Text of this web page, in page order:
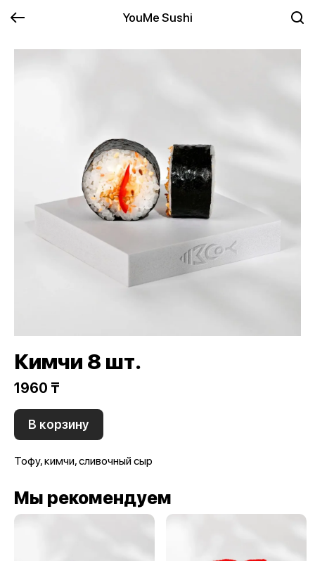
YouMe Sushi
Кимчи 8 шт.
1960 ₸
В корзину
Тофу, кимчи, сливочный сыр
Мы рекомендуем